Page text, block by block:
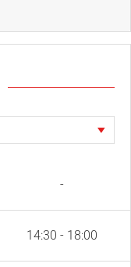
-
14:30 - 18:00